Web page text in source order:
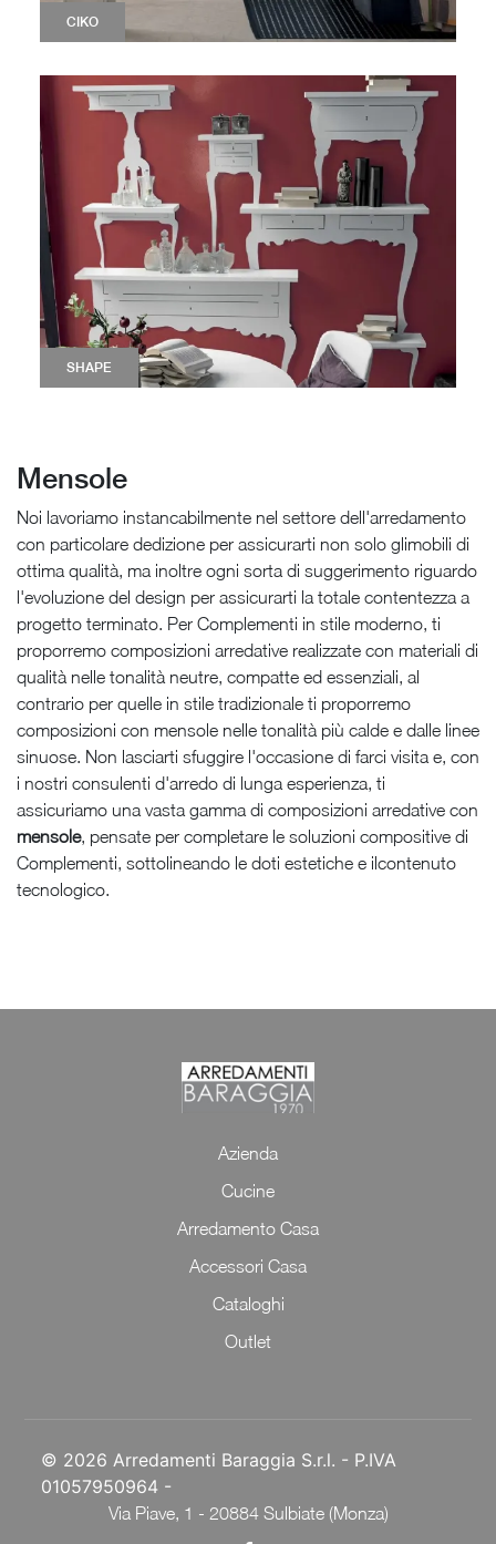
CIKO
SHAPE
Mensole
Noi lavoriamo instancabilmente nel settore dell'arredamento
con particolare dedizione per assicurarti non solo glimobili di
ottima qualità, ma inoltre ogni sorta di suggerimento riguardo
l'evoluzione del design per assicurarti la totale contentezza a
progetto terminato. Per Complementi in stile moderno, ti
proporremo composizioni arredative realizzate con materiali di
qualità nelle tonalità neutre, compatte ed essenziali, al
contrario per quelle in stile tradizionale ti proporremo
composizioni con mensole nelle tonalità più calde e dalle linee
sinuose. Non lasciarti sfuggire l'occasione di farci visita e, con
i nostri consulenti d'arredo di lunga esperienza, ti
assicuriamo una vasta gamma di composizioni arredative con
mensole, pensate per completare le soluzioni compositive di
Complementi, sottolineando le doti estetiche e ilcontenuto
tecnologico.
Azienda
Cucine
Arredamento Casa
Accessori Casa
Cataloghi
Outlet
© 2026 Arredamenti Baraggia S.r.l. - P.IVA
01057950964 -
Via Piave, 1 - 20884 Sulbiate (Monza)